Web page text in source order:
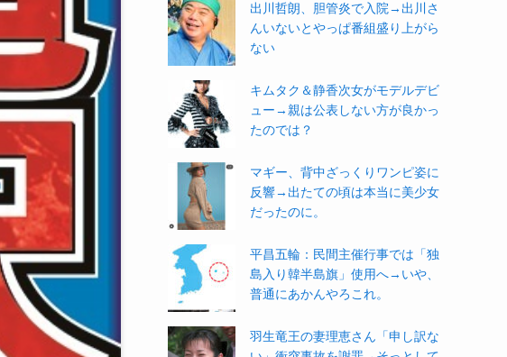
出川哲朗、胆管炎で入院→出川さ
んいないとやっぱ番組盛り上がら
ない
キムタク＆静香次女がモデルデビ
ュー→親は公表しない方が良かっ
たのでは？
マギー、背中ざっくりワンピ姿に
反響→出たての頃は本当に美少女
だったのに。
平昌五輪：民間主催行事では「独
島入り韓半島旗」使用へ→いや、
普通にあかんやろこれ。
羽生竜王の妻理恵さん「申し訳な